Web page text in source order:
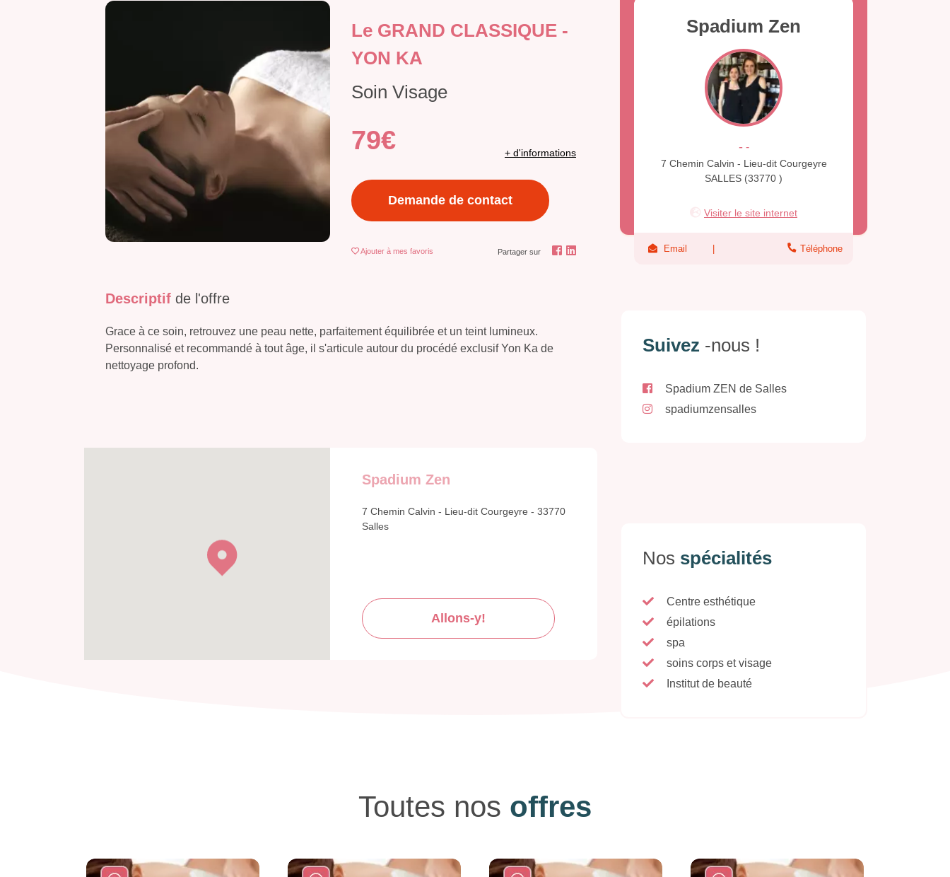
Le GRAND CLASSIQUE -
YON KA
Soin Visage
79€ + d'informations
Demande de contact
Ajouter à mes favoris Partager sur
Descriptif de l'offre
Grace à ce soin, retrouvez une peau nette, parfaitement équilibrée et un teint lumineux.
Personnalisé et recommandé à tout âge, il s'articule autour du procédé exclusif Yon Ka de
nettoyage profond.
Spadium Zen
7 Chemin Calvin - Lieu-dit Courgeyre - 33770
Salles
Allons-y!
Spadium Zen
--
7 Chemin Calvin - Lieu-dit Courgeyre
SALLES (33770 )
Visiter le site internet
Email Téléphone
Suivez -nous !
Spadium ZEN de Salles
spadiumzensalles
Nos spécialités
Centre esthétique
épilations
spa
soins corps et visage
Institut de beauté
Toutes nos offres